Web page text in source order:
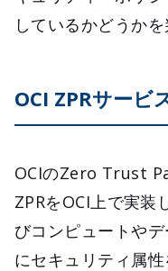
しているかどうか
OCI ZPRサービ
OCIのZero Trust
ZPRをOCI上で実装
びコンピュートや
にセキュリティ属